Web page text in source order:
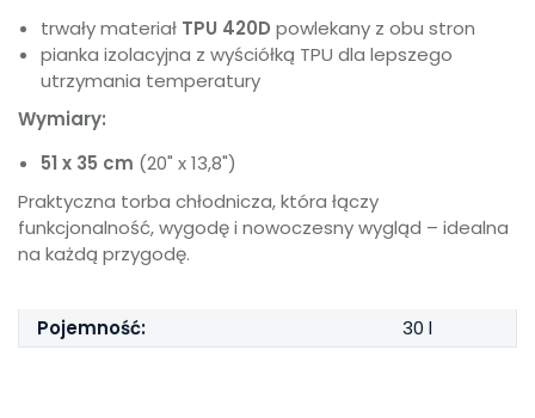
trwały materiał TPU 420D powlekany z obu stron
pianka izolacyjna z wyściółką TPU dla lepszego
utrzymania temperatury
Wymiary:
51 x 35 cm (20" x 13,8")
Praktyczna torba chłodnicza, która łączy
funkcjonalność, wygodę i nowoczesny wygląd – idealna
na każdą przygodę.
Pojemność: 30 l